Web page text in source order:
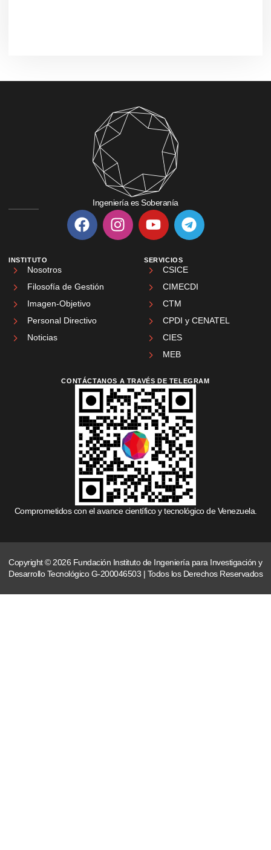
Ingeniería es Soberanía
INSTITUTO
Nosotros
Filosofía de Gestión
Imagen-Objetivo
Personal Directivo
Noticias
SERVICIOS
CSICE
CIMECDI
CTM
CPDI y CENATEL
CIES
MEB
CONTÁCTANOS A TRAVÉS DE TELEGRAM
Comprometidos con el avance científico y tecnológico de Venezuela.
Copyright © 2026 Fundación Instituto de Ingeniería para Investigación y
Desarrollo Tecnológico G-200046503 | Todos los Derechos Reservados